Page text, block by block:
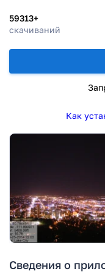
59313+
скачиваний
Как
Сведения о